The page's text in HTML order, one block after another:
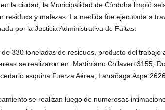
la ciudad, la Municipalidad de Córdoba limpió
residuos y malezas. La medida fue ejecutada a
por la Justicia Administrativa de Faltas.
330 toneladas de residuos, producto del trabajo
se realizaron en: Martiniano Chilavert 3155,
esquina Fuerza Aérea, Larrañaga Axpe
se realizan luego de numerosas